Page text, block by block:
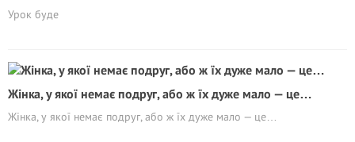
Урок буде
Жінка, у якої немає подруг, або ж їх дуже мало — це…
Жінка, у якої немає подруг, або ж їх дуже мало — це…